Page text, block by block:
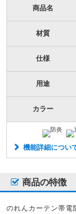
商品名
材質
仕様
用途
カラー
機能詳細につい
商品の特徴
のれんカーテン帯